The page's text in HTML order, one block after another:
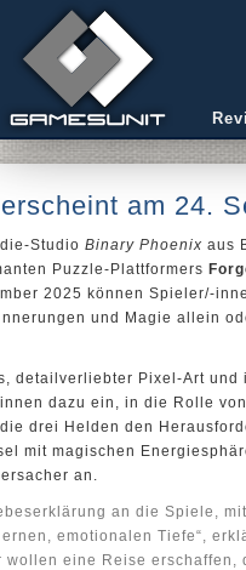
am 24.
Studio Binary Phoenix aus
Puzzle-Plattformers
2025 können Spieler/-
und Magie allein
detailverliebter Pixel-Art und
dazu ein, in die Rolle
drei Helden den
mit magischen
an.
an die Spiele,
emotionalen Tiefe“,
wollen eine Reise